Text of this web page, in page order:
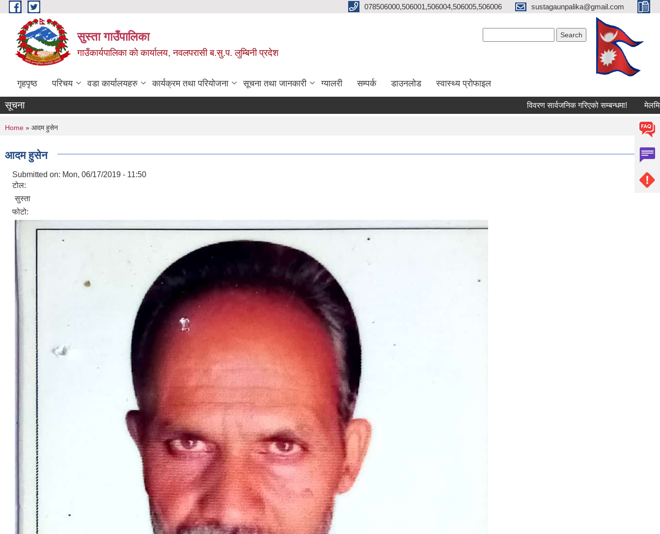
Skip to main content 078506000,506001,506004,506005,506006 sustagaunpalika@gmail.com
सुस्ता गाउँपालिका
गाउँकार्यपालिका काे कार्यालय, नवलपरासी ब.सु.प. लुम्बिनी प्रदेश
गृहपृष्ठ परिचय वडा कार्यालयहरु कार्यक्रम तथा परियोजना सूचना तथा जानकारी ग्यालरी सम्पर्क डाउनलोड स्वास्थ्य प्राेफाइल
सूचना विवरण सार्वजनिक गरिएको सम्बन्धमा!
You are here
Home » आदम हुसेन
आदम हुसेन
Submitted on: Mon, 06/17/2019 - 11:50
टोल:
सुस्ता
फोटो: